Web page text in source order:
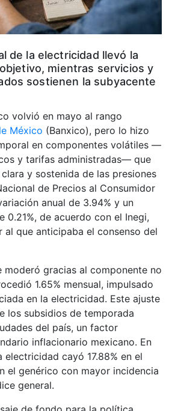
de la electricidad llevó la
mientras servicios y
sostienen la subyacente
volvió en mayo al rango
México (Banxico), pero lo hizo
en componentes volátiles —
y tarifas administradas— que
y sostenida de las presiones
de Precios al Consumidor
anual de 3.94% y un
0.21%, de acuerdo con el Inegi,
al que anticipaba el consenso del
moderó gracias al componente no
1.65% mensual, impulsado
en la electricidad. Este ajuste
los subsidios de temporada
del país, un factor
inflacionario mexicano. En
cayó 17.88% en el
el genérico con mayor incidencia
general.